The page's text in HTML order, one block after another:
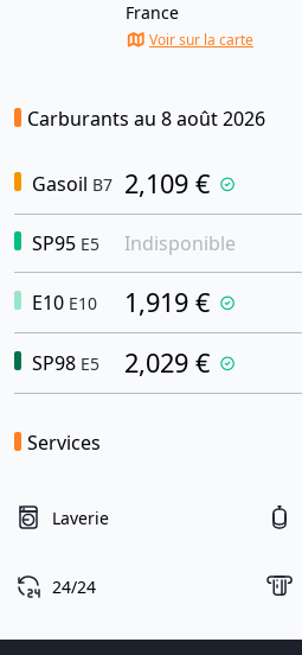
France
Voir sur la carte
Carburants au 8 août 2026
Gasoil B7 2,109 €
SP95 E5 Indisponible
E10 E10 1,919 €
SP98 E5 2,029 €
Services
Laverie
24/24